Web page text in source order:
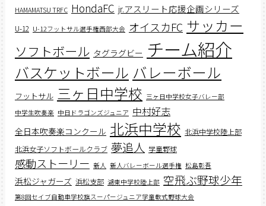
HAMAMATSU TRFC HondaFC jr.アスリート応援企画シリーズ
U-12 U-12フットサル選手権西部大会 オイスカFC サッカー
ソフトボール タグラグビー チーム紹介
バスケットボール バレーボール
フットサル 三ヶ日中学校 三ヶ日中学校女子バレー部
中学生吹奏楽 中日ドラゴンズジュニア 中村好志
全日本吹奏楽コンクール 北浜中学校 北浜中学校陸上部
北浜女子ソフトボールクラブ 夢追人 学童野球
感動ストーリー 新人 新人バレーボール選手権 松島彰吾
浜松ジャガーズ 浜松支部 湖東中学校陸上部 空飛ぶ野球少年
第8回セイブ自動車学校旗スーパージュニア学童軟式野球大会